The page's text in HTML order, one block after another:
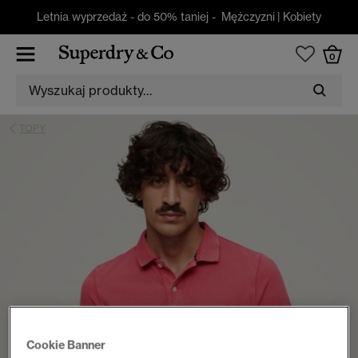
Letnia wyprzedaż - do 50% taniej - Mężczyzni | Kobiety
0
Cookie Banner